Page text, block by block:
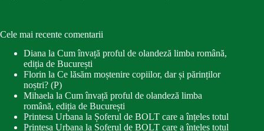
Cele mai recente comentarii
Diana la Cum învață proful de olandeză limba română,
ediția de București
Florin la Ce lăsăm moștenire copiilor, dar și părinților
noștri? (P)
Mihaela la Cum învață proful de olandeză limba
română, ediția de București
Printesa Urbana la Șoferul de BOLT care a înțeles totul
Printesa Urbana la Șoferul de BOLT care a înțeles totul